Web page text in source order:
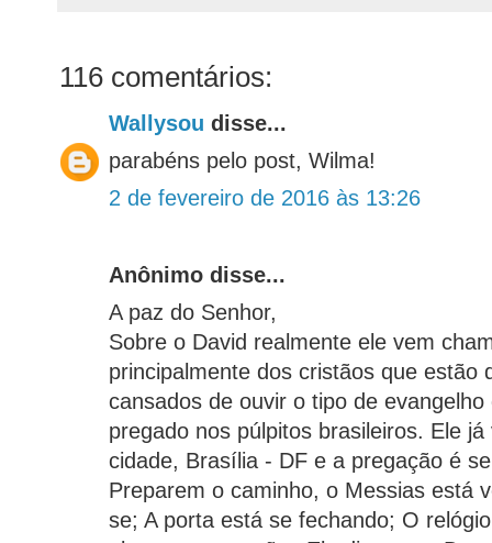
116 comentários:
Wallysou disse...
parabéns pelo post, Wilma!
2 de fevereiro de 2016 às 13:26
Anônimo disse...
A paz do Senhor,
Sobre o David realmente ele vem
principalmente dos cristãos que estão
cansados de ouvir o tipo de
pregado nos púlpitos brasileiros. Ele
cidade, Brasília - DF e a pregação é
Preparem o caminho, o Messias está
se; A porta está se fechando; O